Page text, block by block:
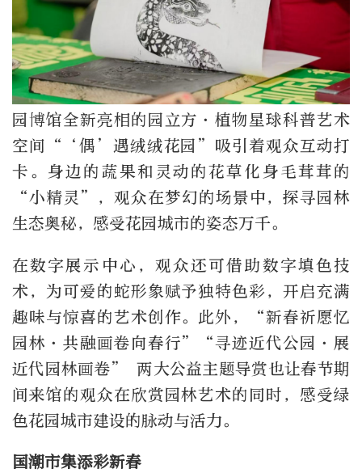
园博馆全新亮相的园立方·植物星球科普艺术
空间“‘偶’遇绒绒花园”吸引着观众互动打
卡。身边的蔬果和灵动的花草化身毛茸茸的
“小精灵”，观众在梦幻的场景中，探寻园林
生态奥秘，感受花园城市的姿态万千。
在数字展示中心，观众还可借助数字填色技
术，为可爱的蛇形象赋予独特色彩，开启充满
趣味与惊喜的艺术创作。此外，“新春祈愿忆
园林·共融画卷向春行”“寻迹近代公园·展
近代园林画卷” 两大公益主题导赏也让春节期
间来馆的观众在欣赏园林艺术的同时，感受绿
色花园城市建设的脉动与活力。
国潮市集添彩新春